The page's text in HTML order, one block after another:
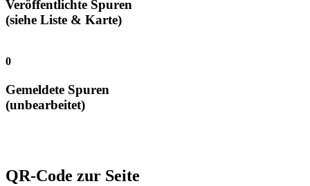
Veröffentlichte Spuren
(siehe Liste & Karte)
0
Gemeldete Spuren
(unbearbeitet)
QR-Code zur Seite